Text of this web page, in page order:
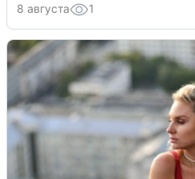
8 августа 1